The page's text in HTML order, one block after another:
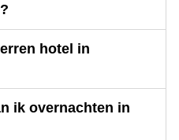
hotel in
ik overnachten in